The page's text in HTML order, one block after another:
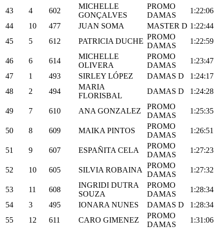
43 4 602
MICHELLE
GONÇALVES
PROMO
DAMAS
1:22:06
44
10 477 JUAN SOMA MASTER D 1:22:44
45
5 612 PATRICIA DUCHE
PROMO
DAMAS
1:22:59
46 6 614
MICHELLE
OLIVERA
PROMO
DAMAS
1:23:47
47
1 493 SIRLEY LÓPEZ DAMAS D
1:24:17
48
2 494
MARIA
FLORISBAL
DAMAS D 1:24:28
49 7 610 ANA GONZALEZ
PROMO
DAMAS
1:25:35
50 8 609 MAIKA PINTOS
PROMO
DAMAS
1:26:51
51 9 607 ESPAÑITA CELA
PROMO
DAMAS
1:27:23
52 10 605 SILVIA ROBAINA
PROMO
DAMAS
1:27:32
53 11 608
INGRIDI DUTRA
SOUZA
PROMO
DAMAS
1:28:34
54
3 495 IONARA NUNES DAMAS D
1:28:34
55
12 611 CARO GIMENEZ
PROMO
DAMAS
1:31:06